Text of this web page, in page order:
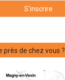
près de chez vous ?